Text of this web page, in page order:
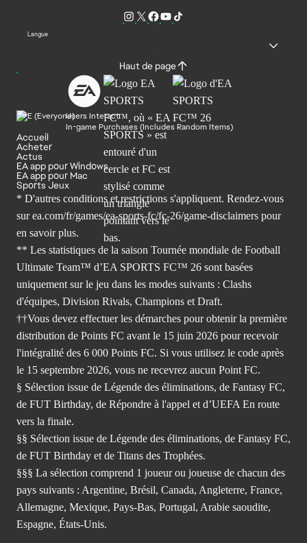
Langue
Haut de page
Users Interact
In-game Purchases (Includes Random Items)
Accueil
Acheter
Actus
EA app pour Windows
EA app pour Mac
Sports Jeux
* D'autres conditions et restrictions s'appliquent. Rendez-vous
sur ea.com/fr/games/ea-sports-fc/fc-26/game-disclaimers pour
en savoir plus.
** Les statistiques de la saison Tournée mondiale de Football
Ultimate Team™ d’EA SPORTS FC™ 26 sont basées
uniquement sur le jeu dans les modes suivants : Clashs
d'équipes, Division Rivals, Champions et Draft.
††Vous devez effectuer les démarches pour obtenir la première
distribution de Points FC avant le 15 juin 2026 pour recevoir
l'intégralité des 6 000 Points FC. Si vous utilisez le code après
le 15 septembre 2026, vous ne recevrez aucun Point FC.
§ Sélection issue de Légende des éliminations, de Fantasy FC,
de FUT Birthday, de Répondre à l'appel et d’UEFA En route
vers la finale.
§§ Sélection issue de Légende des éliminations, de Fantasy FC,
de FUT Birthday et de Titans des Trophées.
§§§ La sélection comprend 1 joueur ou joueuse de chacun des
pays suivants : Argentine, Brésil, Canada, Angleterre, France,
Allemagne, Mexique, Pays-Bas, Portugal, Arabie saoudite,
Espagne, États-Unis.